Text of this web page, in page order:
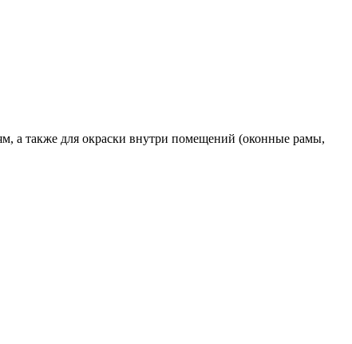
а также для окраски внутри помещений (оконные рамы,